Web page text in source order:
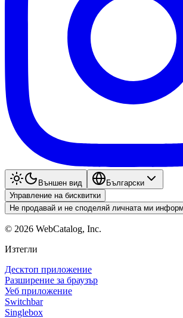
Външен вид
Български
Управление на бисквитки
Не продавай и не споделяй личната ми
© 2026 WebCatalog, Inc.
Изтегли
Десктоп приложение
Разширение за браузър
Уеб приложение
Switchbar
Singlebox